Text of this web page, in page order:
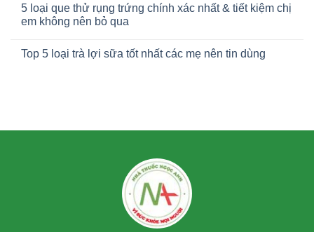
5 loại que thử rụng trứng chính xác nhất & tiết kiệm chị
em không nên bỏ qua
Top 5 loại trà lợi sữa tốt nhất các mẹ nên tin dùng